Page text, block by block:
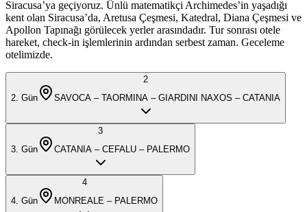
Siracusa’ya geçiyoruz. Ünlü matematikçi Archimedes’in yaşadığı
kent olan Siracusa’da, Aretusa Çeşmesi, Katedral, Diana Çeşmesi ve
Apollon Tapınağı görülecek yerler arasındadır. Tur sonrası otele
hareket, check-in işlemlerinin ardından serbest zaman. Geceleme
otelimizde.
2
2 . Gün SAVOCA – TAORMINA – GIARDINI NAXOS – CATANIA
3
3 . Gün CATANIA – CEFALU – PALERMO
4
4 . Gün MONREALE – PALERMO